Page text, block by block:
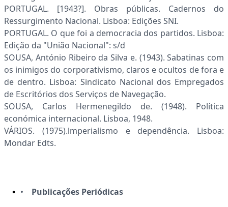
PORTUGAL. [1943?]. Obras públicas. Cadernos do
Ressurgimento Nacional. Lisboa: Edições SNI.
PORTUGAL. O que foi a democracia dos partidos. Lisboa:
Edição da "União Nacional": s/d
SOUSA, António Ribeiro da Silva e. (1943). Sabatinas com
os inimigos do corporativismo, claros e ocultos de fora e
de dentro. Lisboa: Sindicato Nacional dos Empregados
de Escritórios dos Serviços de Navegação.
SOUSA, Carlos Hermenegildo de. (1948). Política
económica internacional. Lisboa, 1948.
VÁRIOS. (1975).lmperialismo e dependência. Lisboa:
Mondar Edts.
• Publicações Periódicas